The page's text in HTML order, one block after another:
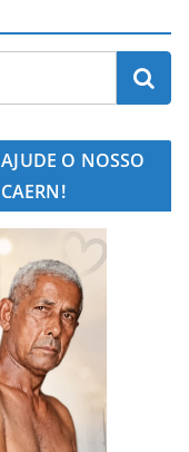
O NOSSO